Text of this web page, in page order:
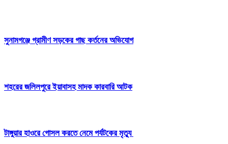
সুনামগঞ্জে গ্রামীণ সড়কের গাছ কর্তনের অভিযোগ
শহরের জলিলপুরে ইয়াবাসহ মাদক কারবারি আটক
টাঙ্গুয়ার হাওরে গোসল করতে নেমে পর্যটকের মৃত্যু